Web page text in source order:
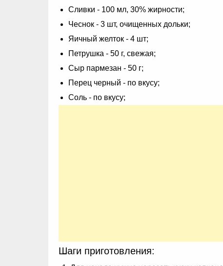
Сливки - 100 мл, 30% жирности;
Чеснок - 3 шт, очищенных дольки;
Яичный желток - 4 шт;
Петрушка - 50 г, свежая;
Сыр пармезан - 50 г;
Перец черный - по вкусу;
Соль - по вкусу;
Шаги приготовления: